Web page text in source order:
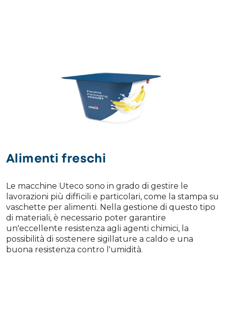
Alimenti freschi
Le macchine Uteco sono in grado di gestire le
lavorazioni più difficili e particolari, come la stampa su
vaschette per alimenti. Nella gestione di questo tipo
di materiali, è necessario poter garantire
un'eccellente resistenza agli agenti chimici, la
possibilità di sostenere sigillature a caldo e una
buona resistenza contro l'umidità.